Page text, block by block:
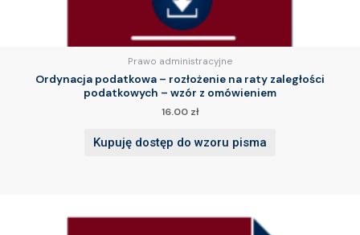
Prawo administracyjne
Ordynacja podatkowa – rozłożenie na raty zaległości
podatkowych – wzór z omówieniem
16.00 zł
Kupuję dostęp do wzoru pisma